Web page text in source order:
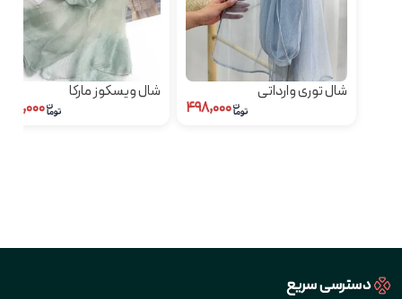
شال توری وارداتی شال ویسکوز مارکا
دسترسی سریع